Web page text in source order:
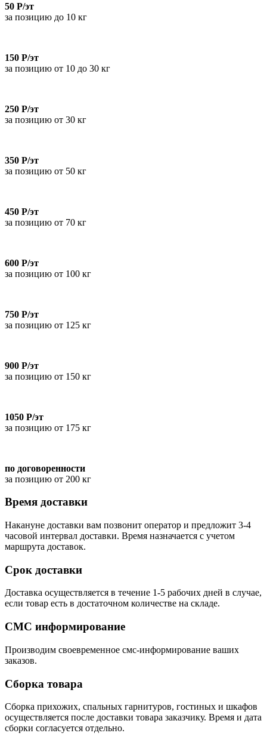
50 Р/эт
за позицию до 10 кг
150 Р/эт
за позицию от 10 до 30 кг
250 Р/эт
за позицию от 30 кг
350 Р/эт
за позицию от 50 кг
450 Р/эт
за позицию от 70 кг
600 Р/эт
за позицию от 100 кг
750 Р/эт
за позицию от 125 кг
900 Р/эт
за позицию от 150 кг
1050 Р/эт
за позицию от 175 кг
по договоренности
за позицию от 200 кг
Время доставки
Накануне доставки вам позвонит оператор и предложит 3-4
часовой интервал доставки. Время назначается с учетом
маршрута доставок.
Срок доставки
Доставка осуществляется в течение 1-5 рабочих дней в случае,
если товар есть в достаточном количестве на складе.
СМС информирование
Производим своевременное смс-информирование ваших
заказов.
Сборка товара
Сборка прихожих, спальных гарнитуров, гостиных и шкафов
осуществляется после доставки товара заказчику. Время и дата
сборки согласуется отдельно.